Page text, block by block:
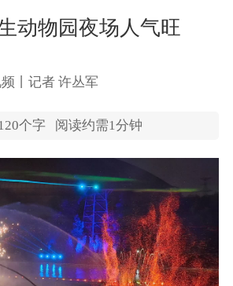
动物园夜场人气旺
丨记者 许丛军
个字 阅读约需1分钟